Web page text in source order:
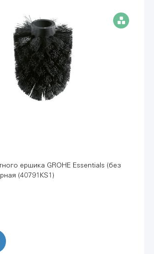
ершика GROHE Essentials (без
(40791KS1)